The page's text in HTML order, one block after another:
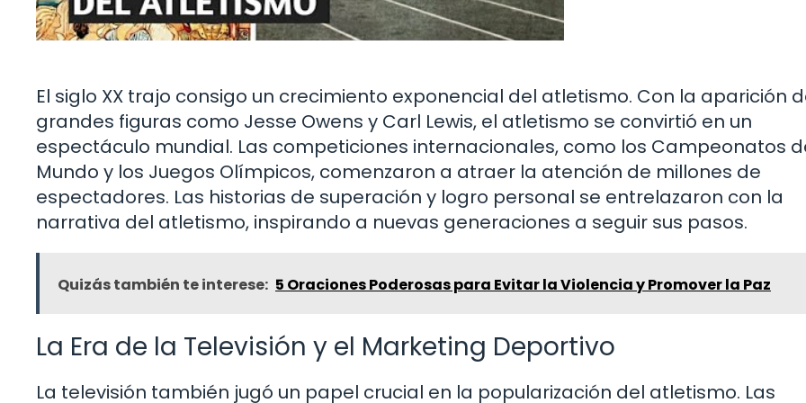
El siglo XX trajo consigo un crecimiento exponencial del atletismo. Con la aparición
grandes figuras como Jesse Owens y Carl Lewis, el atletismo se convirtió en un
espectáculo mundial. Las competiciones internacionales, como los Campeonatos
Mundo y los Juegos Olímpicos, comenzaron a atraer la atención de millones de
espectadores. Las historias de superación y logro personal se entrelazaron con la
narrativa del atletismo, inspirando a nuevas generaciones a seguir sus pasos.
Quizás también te interese: 5 Oraciones Poderosas para Evitar la Violencia y Promover la Paz
La Era de la Televisión y el Marketing Deportivo
La televisión también jugó un papel crucial en la popularización del atletismo. Las